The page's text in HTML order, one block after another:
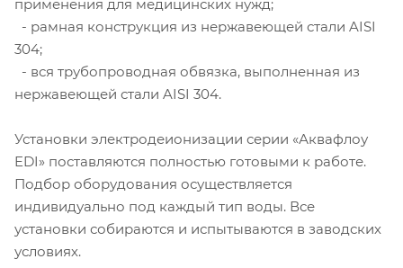
применения для медицинских нужд;
- рамная конструкция из нержавеющей стали AISI
304;
- вся трубопроводная обвязка, выполненная из
нержавеющей стали AISI 304.
Установки электродеионизации серии «Аквафлоу
EDI» поставляются полностью готовыми к работе.
Подбор оборудования осуществляется
индивидуально под каждый тип воды. Все
установки собираются и испытываются в заводских
условиях.